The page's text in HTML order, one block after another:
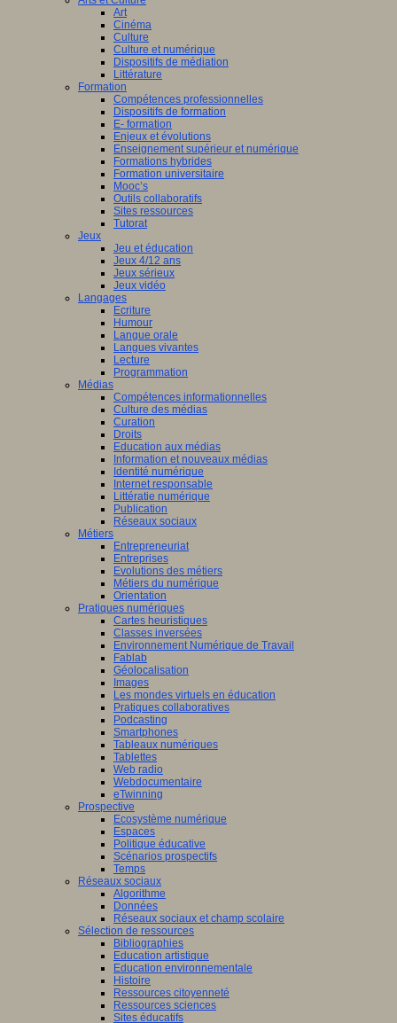
Art
Cinéma
Culture
Culture et numérique
Dispositifs de médiation
Littérature
Formation
Compétences professionnelles
Dispositifs de formation
E- formation
Enjeux et évolutions
Enseignement supérieur et numérique
Formations hybrides
Formation universitaire
Mooc’s
Outils collaboratifs
Sites ressources
Tutorat
Jeux
Jeu et éducation
Jeux 4/12 ans
Jeux sérieux
Jeux vidéo
Langages
Ecriture
Humour
Langue orale
Langues vivantes
Lecture
Programmation
Médias
Compétences informationnelles
Culture des médias
Curation
Droits
Education aux médias
Information et nouveaux médias
Identité numérique
Internet responsable
Littératie numérique
Publication
Réseaux sociaux
Métiers
Entrepreneuriat
Entreprises
Evolutions des métiers
Métiers du numérique
Orientation
Pratiques numériques
Cartes heuristiques
Classes inversées
Environnement Numérique de Travail
Fablab
Géolocalisation
Images
Les mondes virtuels en éducation
Pratiques collaboratives
Podcasting
Smartphones
Tableaux numériques
Tablettes
Web radio
Webdocumentaire
eTwinning
Prospective
Ecosystème numérique
Espaces
Politique éducative
Scénarios prospectifs
Temps
Réseaux sociaux
Algorithme
Données
Réseaux sociaux et champ scolaire
Sélection de ressources
Bibliographies
Education artistique
Education environnementale
Histoire
Ressources citoyenneté
Ressources sciences
Sites éducatifs